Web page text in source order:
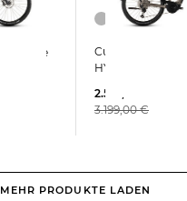
Cube | E-Bike NURIDE
HYBRID PRO 800
2.561,79 €
3.199,00 €
MEHR PRODUKTE LADEN